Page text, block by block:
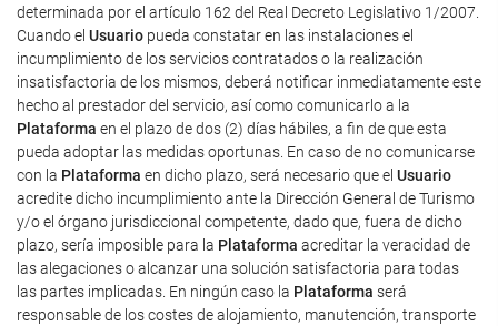
determinada por el artículo 162 del Real Decreto Legislativo 1/2007.
Cuando el Usuario pueda constatar en las instalaciones el
incumplimiento de los servicios contratados o la realización
insatisfactoria de los mismos, deberá notificar inmediatamente este
hecho al prestador del servicio, así como comunicarlo a la
Plataforma en el plazo de dos (2) días hábiles, a fin de que esta
pueda adoptar las medidas oportunas. En caso de no comunicarse
con la Plataforma en dicho plazo, será necesario que el Usuario
acredite dicho incumplimiento ante la Dirección General de Turismo
y/o el órgano jurisdiccional competente, dado que, fuera de dicho
plazo, sería imposible para la Plataforma acreditar la veracidad de
las alegaciones o alcanzar una solución satisfactoria para todas
las partes implicadas. En ningún caso la Plataforma será
responsable de los costes de alojamiento, manutención, transporte